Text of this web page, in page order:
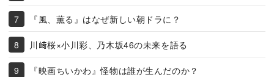
『風、薫る』はなぜ新しい朝ドラに？
川﨑桜×小川彩、乃木坂46の未来を語る
『映画ちいかわ』怪物は誰が生んだのか？